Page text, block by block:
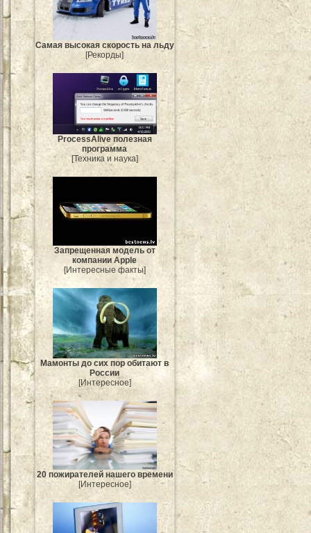
Самая высокая скорость на льду
[Рекорды]
ProcessAlive полезная
программа
[Техника и наука]
Запрещенная модель от
компании Apple
[Интересные факты]
Мамонты до сих пор обитают в
России
[Интересное]
20 пожирателей нашего времени
[Интересное]